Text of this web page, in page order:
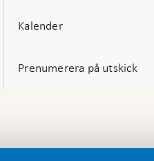
Kalender
Prenumerera på utskick